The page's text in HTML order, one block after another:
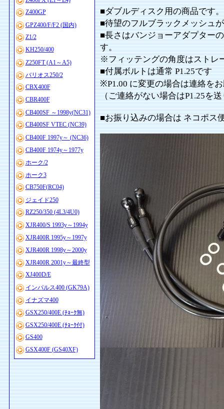
Z400GP
GPZ400/F/F2 (国内)
Z1/2
KH250/400
Z250FT (A1～A5)
バリオス250/2
CBX400F
CBR400F
CB400SF ～1998y(NC31)
CB400SF VTEC (NC39)
CB400F 1997y～ (NC36)
CB400F 1974y～1977y
ホーク/2
ホーク3
CB750F(RC04)
ジェイド250
RZ250/350 (4L3/4U0)
XJR400/S 1993y～1994y
XJR400R 1995y～1997y
XJR400R 1998y～2000y
XJR400R 2001y～最終型
XJ400D/E
インパルス400 (GK79A)
イナズマ400
GSX250/400E (ﾁｮｰｸ無)
GSX250/400E (ﾁｮｰｸ付)
GS400
GSX400F (GS40XF)
■ダブルディスク用の商品です。
■待望のフルブラックメッシュ
■長さはバンジョーアダプター
す。
※フィッテングの角度はストレ
■付属ボルトは通常 P1.25です
※P1.00 に変更の場合は連絡を
（ご連絡がない場合はP1.25を
■お振り込みの場合は ネコポス